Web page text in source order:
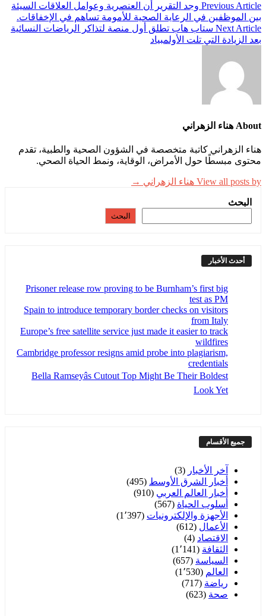
Previous Article وجد التقرير أن العنصرية وعوامل العلاقات السيئة
بين الموظفين في الرعاية الصحية للأمومة تساهم في الإخفاقات.
Next Article ستاب هاب تطلق أول منصة لتذاكر الرياضات النسائية
بعد الزيادة التي تلت الأولمبياد
About هناء الزهراني
هناء الزهراني كاتبة متخصصة في الشؤون الصحية والطبية، تقدم
محتوى مبسطًا حول الأمراض، الوقاية، ونمط الحياة الصحي.
View all posts by هناء الزهراني →
البحث
البحث
أحدث الأخبار
Prisoner release row proving to be Burnham’s first big
test as PM
Spain to introduce temporary border checks on visitors
from Italy
Europe’s free satellite service just made it easier to track
wildfires
Cambridge professor resigns amid probe into plagiarism,
credentials
Bella Ramseyâs Cutout Top Might Be Their Boldest
Look Yet
جميع الأقسام
آخر الأخبار (3)
أخبار الشرق الأوسط (495)
أخبار العالم العربي (910)
أسلوب الحياة (567)
الأجهزة والإلكترونيات (1٬397)
الأعمال (612)
الاقتصاد (4)
الثقافة (1٬141)
السياسة (657)
العالم (1٬530)
رياضة (717)
صحة (623)